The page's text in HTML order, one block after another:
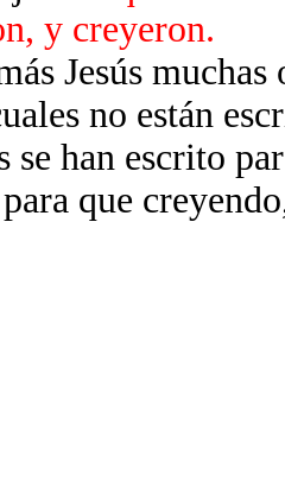
y creyeron.
Jesús muchas
no están
se han escrito
que